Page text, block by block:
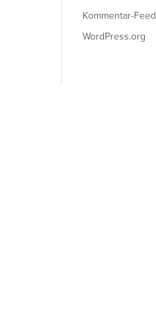
Kommentar-Feed
WordPress.org